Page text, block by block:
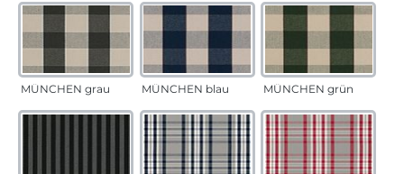
MÜNCHEN grau MÜNCHEN blau MÜNCHEN grün